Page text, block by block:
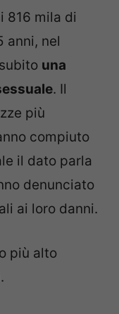
816 mila di
anni, nel
una
. Il
più
compiuto
il dato parla
denunciato
ai loro danni.
più alto